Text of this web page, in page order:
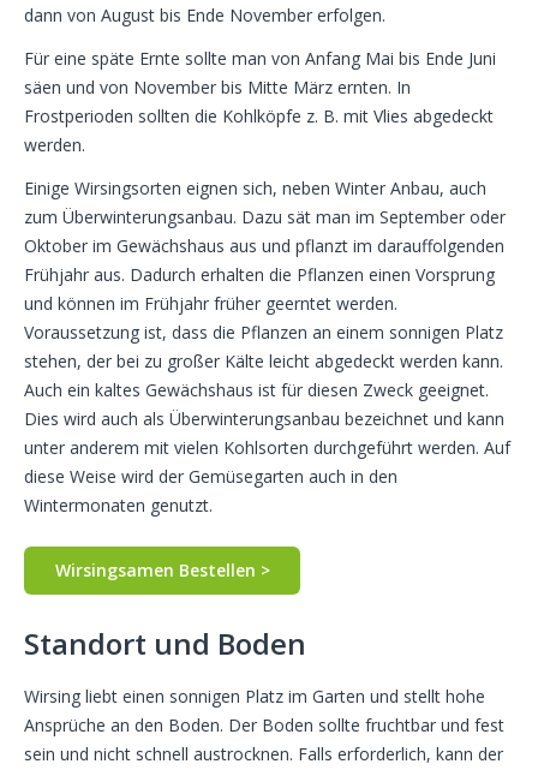
dann von August bis Ende November erfolgen.
Für eine späte Ernte sollte man von Anfang Mai bis Ende Juni
säen und von November bis Mitte März ernten. In
Frostperioden sollten die Kohlköpfe z. B. mit Vlies abgedeckt
werden.
Einige Wirsingsorten eignen sich, neben Winter Anbau, auch
zum Überwinterungsanbau. Dazu sät man im September oder
Oktober im Gewächshaus aus und pflanzt im darauffolgenden
Frühjahr aus. Dadurch erhalten die Pflanzen einen Vorsprung
und können im Frühjahr früher geerntet werden.
Voraussetzung ist, dass die Pflanzen an einem sonnigen Platz
stehen, der bei zu großer Kälte leicht abgedeckt werden kann.
Auch ein kaltes Gewächshaus ist für diesen Zweck geeignet.
Dies wird auch als Überwinterungsanbau bezeichnet und kann
unter anderem mit vielen Kohlsorten durchgeführt werden. Auf
diese Weise wird der Gemüsegarten auch in den
Wintermonaten genutzt.
Wirsingsamen Bestellen >
Standort und Boden
Wirsing liebt einen sonnigen Platz im Garten und stellt hohe
Ansprüche an den Boden. Der Boden sollte fruchtbar und fest
sein und nicht schnell austrocknen. Falls erforderlich, kann der